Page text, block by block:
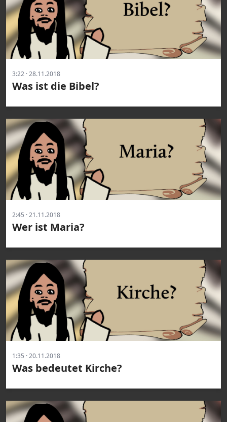
3:22 · 28.11.2018
Was ist die Bibel?
2:45 · 21.11.2018
Wer ist Maria?
1:35 · 20.11.2018
Was bedeutet Kirche?